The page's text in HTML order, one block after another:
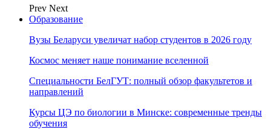
Prev Next
Образование
Вузы Беларуси увеличат набор студентов в 2026 году
Космос меняет наше понимание вселенной
Специальности БелГУТ: полный обзор факультетов и
направлений
Курсы ЦЭ по биологии в Минске: современные тренды
обучения